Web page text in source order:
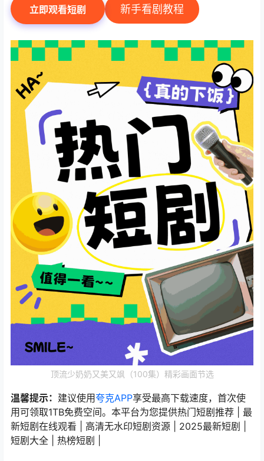
立即观看短剧 新手看剧教程
顶流少奶奶又美又飒（100集）精彩画面节选
温馨提示： 建议使用夸克APP享受最高下载速度，首次使
用可领取1TB免费空间。本平台为您提供热门短剧推荐 | 最
新短剧在线观看 | 高清无水印短剧资源 | 2025最新短剧 |
短剧大全 | 热榜短剧 |